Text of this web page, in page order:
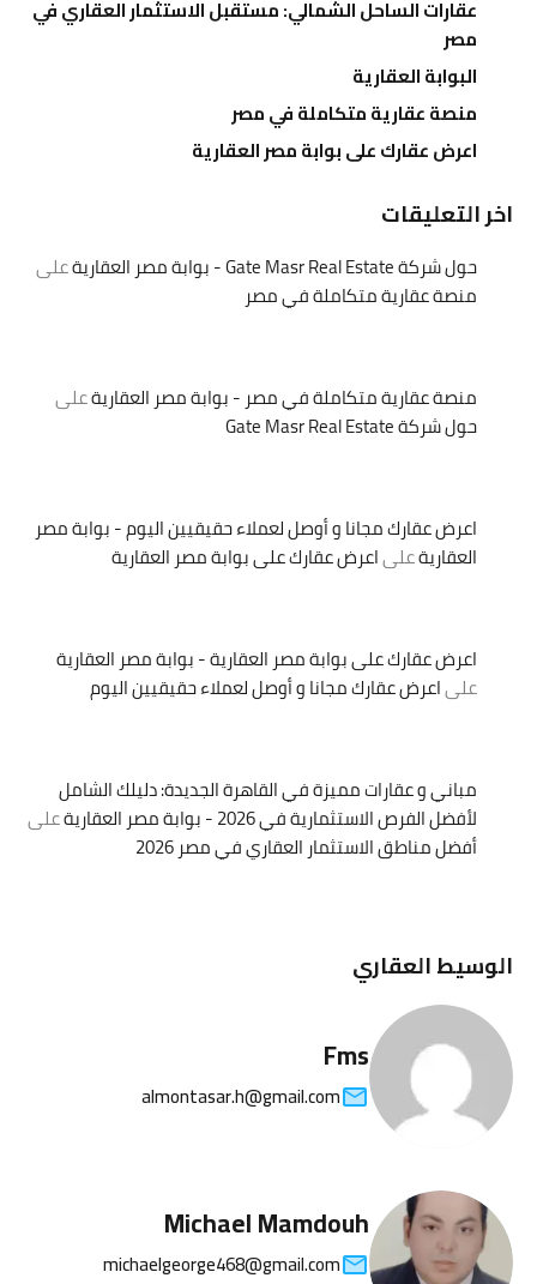
عقارات الساحل الشمالي: مستقبل الاستثمار العقاري في
مصر
البوابة العقارية
منصة عقارية متكاملة في مصر
اعرض عقارك على بوابة مصر العقارية
اخر التعليقات
حول شركة Gate Masr Real Estate - بوابة مصر العقارية
على
منصة عقارية متكاملة في مصر
منصة عقارية متكاملة في مصر - بوابة مصر العقاريةعلى
حول شركة Gate Masr Real Estate
اعرض عقارك مجانا و أوصل لعملاء حقيقيين اليوم - بوابة مصر
العقاريةعلىاعرض عقارك على بوابة مصر العقارية
اعرض عقارك على بوابة مصر العقارية - بوابة مصر العقارية
علىاعرض عقارك مجانا و أوصل لعملاء حقيقيين اليوم
مباني و عقارات مميزة في القاهرة الجديدة: دليلك الشامل
لأفضل الفرص الاستثمارية في 2026 - بوابة مصر العقارية
على
أفضل مناطق الاستثمار العقاري في مصر 2026
الوسيط العقاري
Fms
almontasar.h@gmail.com
Michael Mamdouh
michaelgeorge468@gmail.com